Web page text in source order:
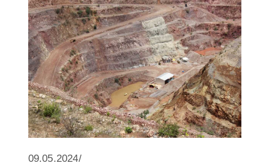
09.05.2024/